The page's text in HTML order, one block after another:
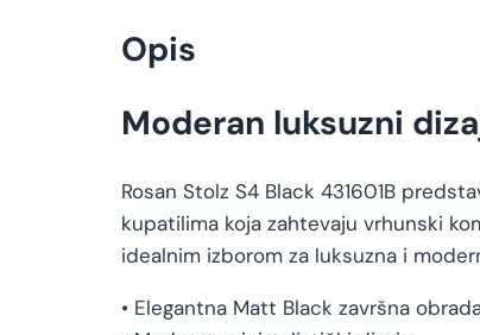
Opis
Moderan luksuzni
Rosan Stolz S4 Black 431601B
kupatilima koja zahtevaju vrhunski
idealnim izborom za luksuzna i
• Elegantna Matt Black završna